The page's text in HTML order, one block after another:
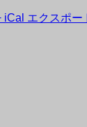
iCal エクスポー